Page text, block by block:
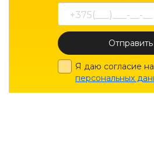
Отправить
Я даю согласие
персональных